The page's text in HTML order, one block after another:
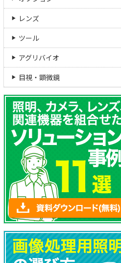
レンズ
ツール
アグリバイオ
目視・顕微鏡